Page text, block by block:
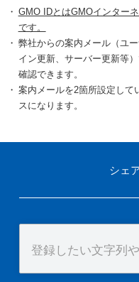
GMO IDとはGMOインター
です。
弊社からの案内メール（ユ
イン更新、サーバー更新等
確認できます。
案内メールを2箇所設定して
スになります。
シェ